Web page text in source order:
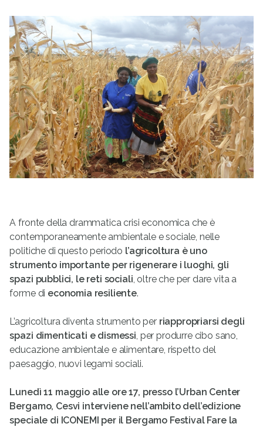
A fronte della drammatica crisi economica che è
contemporaneamente ambientale e sociale, nelle
politiche di questo periodo l’agricoltura è uno
strumento importante per rigenerare i luoghi, gli
spazi pubblici, le reti sociali, oltre che per dare vita a
forme di economia resiliente.
L’agricoltura diventa strumento per riappropriarsi degli
spazi dimenticati e dismessi, per produrre cibo sano,
educazione ambientale e alimentare, rispetto del
paesaggio, nuovi legami sociali.
Lunedì 11 maggio alle ore 17, presso l’Urban Center
Bergamo, Cesvi interviene nell’ambito dell’edizione
speciale di ICONEMI per il Bergamo Festival Fare la